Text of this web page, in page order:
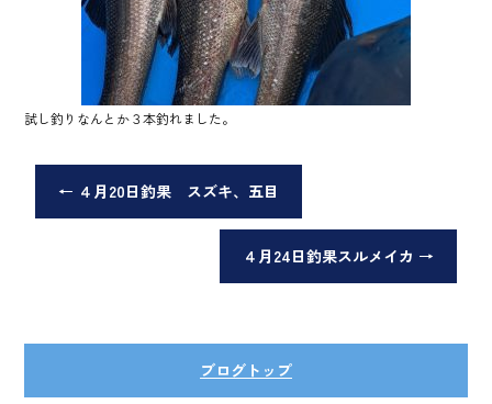
試し釣りなんとか３本釣れました。
← ４月20日釣果 スズキ、五目
４月24日釣果スルメイカ →
ブログトップ